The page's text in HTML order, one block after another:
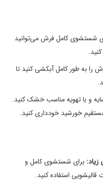
شستشوی کامل فرش می‌توانید
به طور کامل آبکشی کنید تا
و با تهویه مناسب خشک کنید.
خورشید خودداری کنید.
برای شستشوی کامل و
استفاده کنید.